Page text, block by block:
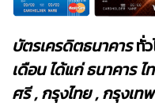
บัตรเครดิตธนาคารทั่
เดือน ได้แก่ ธนาคาร
ศรี , กรุงไทย , กรุงเท